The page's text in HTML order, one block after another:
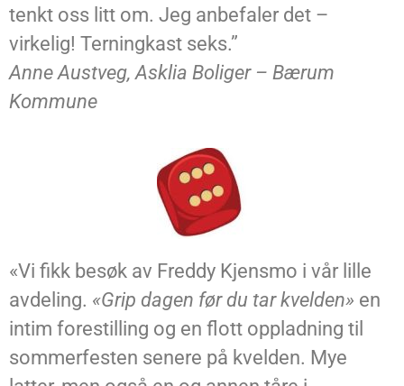
tenkt oss litt om. Jeg anbefaler det –
virkelig! Terningkast seks.”
Anne Austveg, Asklia Boliger – Bærum
Kommune
«Vi fikk besøk av Freddy Kjensmo i vår lille
avdeling. «Grip dagen før du tar kvelden» en
intim forestilling og en flott oppladning til
sommerfesten senere på kvelden. Mye